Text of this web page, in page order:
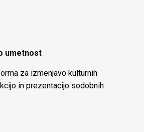
umetnost
za izmenjavo kulturnih
in prezentacijo sodobnih